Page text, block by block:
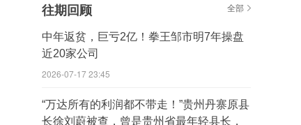
往期回顾 全部
中年返贫，巨亏2亿！拳王邹市明7年操盘
近20家公司
2026-07-17 23:45
“万达所有的利润都不带走！”贵州丹寨原县
长徐刘蔚被查，曾是贵州省最年轻县长，